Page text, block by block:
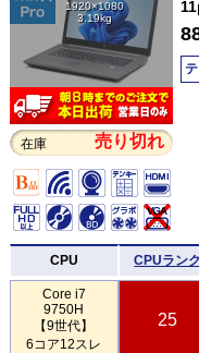
1920×1080
3.19kg
在庫 売り切れ
CPU CPUランク
Core i7
9750H
【9世代】
6コア12スレ
25